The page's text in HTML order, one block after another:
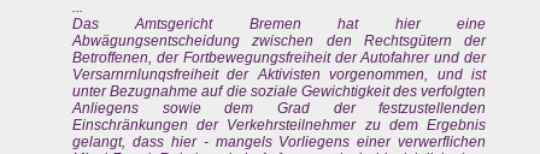
Das Amtsgericht Bremen hat hier eine
Abwägungsentscheidung zwischen den Rechtsgütern der
Betroffenen, der Fortbewegungsfreiheit der Autofahrer und der
Versarnrnlunqsfreiheit der Aktivisten vorgenommen, und ist
unter Bezugnahme auf die soziale Gewichtigkeit des verfolgten
Anliegens sowie dem Grad der festzustellenden
Einschränkungen der Verkehrsteilnehmer zu dem Ergebnis
gelangt, dass hier - mangels Vorliegens einer verwerflichen